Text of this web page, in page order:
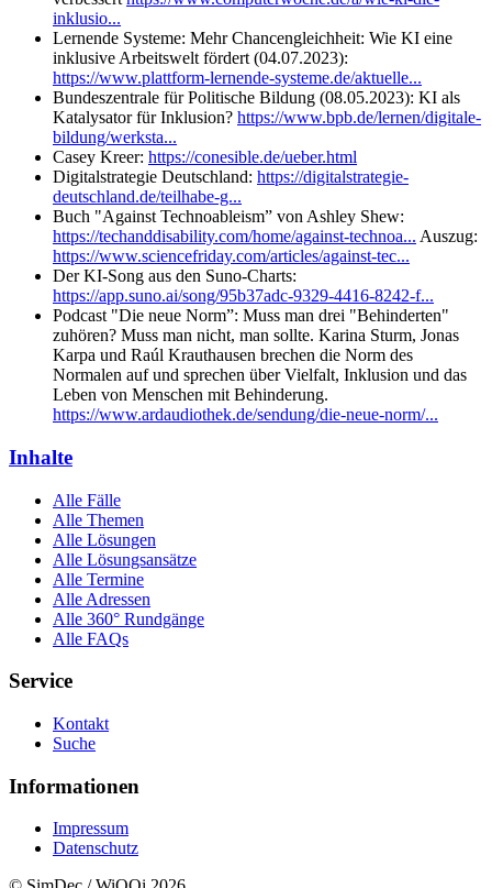
inklusio...
Lernende Systeme: Mehr Chancengleichheit: Wie KI eine
inklusive Arbeitswelt fördert (04.07.2023):
https://www.plattform-lernende-systeme.de/aktuelle...
Bundeszentrale für Politische Bildung (08.05.2023): KI als
Katalysator für Inklusion? https://www.bpb.de/lernen/digitale-
bildung/werksta...
Casey Kreer: https://conesible.de/ueber.html
Digitalstrategie Deutschland: https://digitalstrategie-
deutschland.de/teilhabe-g...
Buch "Against Technoableism” von Ashley Shew:
https://techanddisability.com/home/against-technoa... Auszug:
https://www.sciencefriday.com/articles/against-tec...
Der KI-Song aus den Suno-Charts:
https://app.suno.ai/song/95b37adc-9329-4416-8242-f...
Podcast "Die neue Norm”: Muss man drei "Behinderten"
zuhören? Muss man nicht, man sollte. Karina Sturm, Jonas
Karpa und Raúl Krauthausen brechen die Norm des
Normalen auf und sprechen über Vielfalt, Inklusion und das
Leben von Menschen mit Behinderung.
https://www.ardaudiothek.de/sendung/die-neue-norm/...
Inhalte
Alle Fälle
Alle Themen
Alle Lösungen
Alle Lösungsansätze
Alle Termine
Alle Adressen
Alle 360° Rundgänge
Alle FAQs
Service
Kontakt
Suche
Informationen
Impressum
Datenschutz